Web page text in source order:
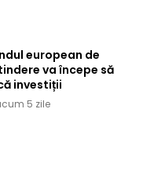
european de
va începe să
investiții
5 zile